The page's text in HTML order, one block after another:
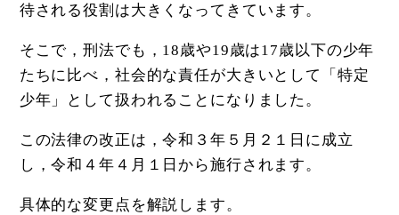
待される役割は大きくなってきています。
そこで，刑法でも，18歳や19歳は17歳以下の少年
たちに比べ，社会的な責任が大きいとして「特定
少年」として扱われることになりました。
この法律の改正は，令和３年５月２１日に成立
し，令和４年４月１日から施行されます。
具体的な変更点を解説します。